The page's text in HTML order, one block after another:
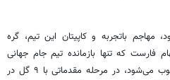
مهاجم باتجربه و کاپیتان این تیم، گره
۳۴ ساله ناتینگهام فارست که تنها بازمانده تیم جام جهانی
۲۰۱۰ در فهرست کنونی نیوزیلند محسوب می‌شود، در مرحله مقدماتی با ۹ گل در